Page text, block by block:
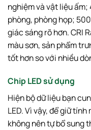
nghiệm và vật liệu
phòng, phòng họp;
giác sáng rõ hơn. CRI
màu sơn, sản phẩm
tốt hơn so với nhiều
Chip LED sử dụng
Hiện bộ dữ liệu bạn
LED. Vì vậy, để giữ
không nên tự bổ sung